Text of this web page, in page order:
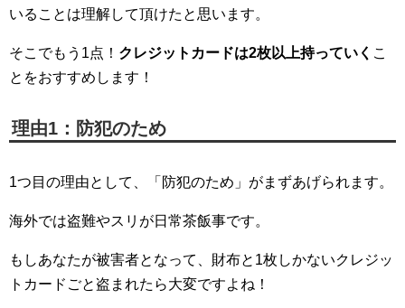
いることは理解して頂けたと思います。
そこでもう1点！ クレジットカードは2枚以上持っていく こ
とをおすすめします！
理由1：防犯のため
1つ目の理由として、「防犯のため」がまずあげられます。
海外では盗難やスリが日常茶飯事です。
もしあなたが被害者となって、財布と1枚しかないクレジッ
トカードごと盗まれたら大変ですよね！